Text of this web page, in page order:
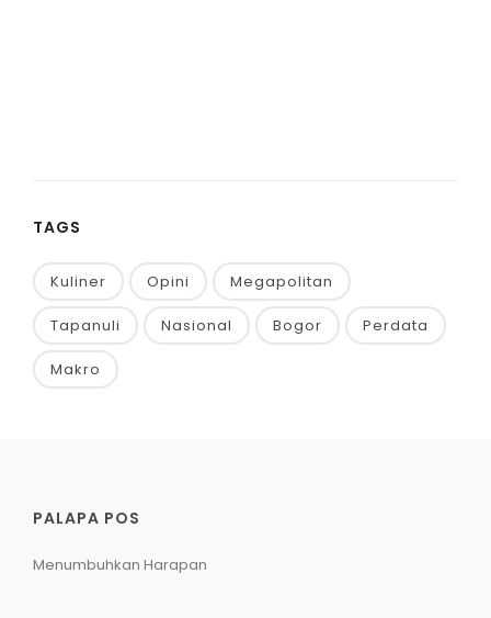
TAGS
Kuliner Opini Megapolitan
Tapanuli Nasional Bogor Perdata
Makro
PALAPA POS
Menumbuhkan Harapan